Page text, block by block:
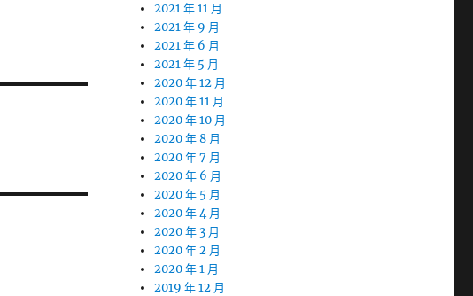
2021 年 11 月
2021 年 9 月
2021 年 6 月
2021 年 5 月
2020 年 12 月
2020 年 11 月
2020 年 10 月
2020 年 8 月
2020 年 7 月
2020 年 6 月
2020 年 5 月
2020 年 4 月
2020 年 3 月
2020 年 2 月
2020 年 1 月
2019 年 12 月